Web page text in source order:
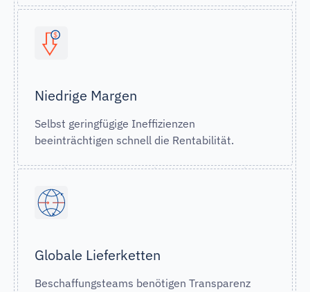
Niedrige Margen
Selbst geringfügige Ineffizienzen
beeinträchtigen schnell die Rentabilität.
Globale Lieferketten
Beschaffungsteams benötigen Transparenz